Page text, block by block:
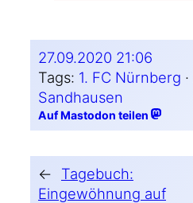
27.09.2020 21:06
Tags: 1. FC Nürnberg ·
Sandhausen
Auf Mastodon teilen
←
Tagebuch:
Eingewöhnung auf